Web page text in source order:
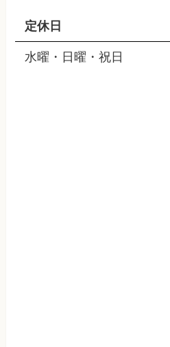
定休日
水曜・日曜・祝日